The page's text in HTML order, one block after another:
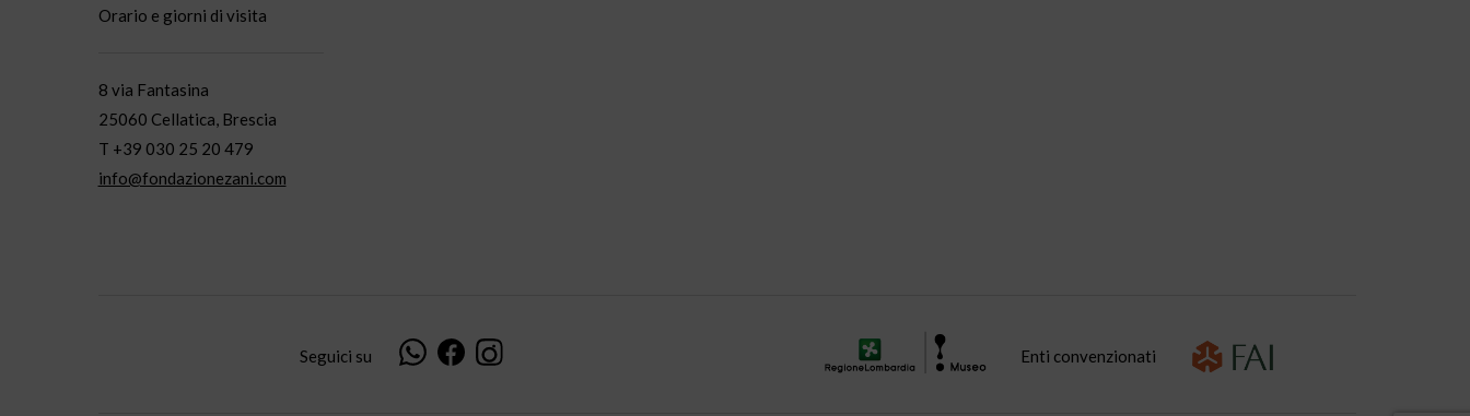
Orario e giorni di visita
8 via Fantasina
25060 Cellatica, Brescia
T +39 030 25 20 479
info@fondazionezani.com
Seguici su Enti convenzionati